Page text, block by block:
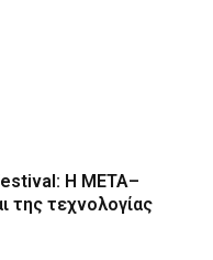
Η ΜΕΤΑ–
της τεχνολογίας